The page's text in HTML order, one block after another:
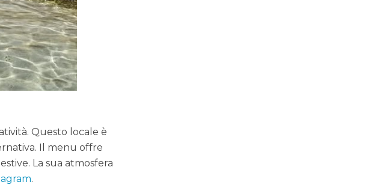
Questo locale è
Il menu offre
La sua atmosfera
.